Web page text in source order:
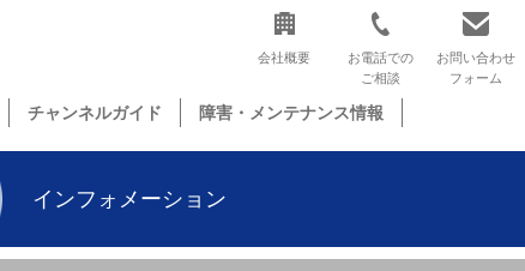
会社概要
お電話での
ご相談
お問い合わせ
フォーム
チャンネルガイド 障害・メンテナンス情報
インフォメーション